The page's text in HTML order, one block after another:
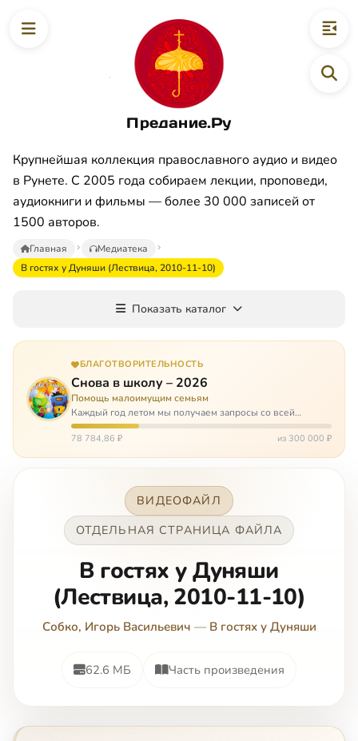
Предание.Ру
Крупнейшая коллекция православного аудио и видео
в Рунете. С 2005 года собираем лекции, проповеди,
аудиокниги и фильмы — более 30 000 записей от
1500 авторов.
Главная
Медиатека
В гостях у Дуняши (Лествица, 2010-11-10)
Показать каталог
БЛАГОТВОРИТЕЛЬНОСТЬ
Снова в школу – 2026
Помощь малоимущим семьям
Каждый год летом мы получаем запросы со всей
России: помогите собраться в школу. Семьи с больными
детьми или родителями, семьи без пап или мам,
78 784,86 ₽ из 300 000 ₽
ВИДЕОФАЙЛ
ОТДЕЛЬНАЯ СТРАНИЦА ФАЙЛА
В гостях у Дуняши
(Лествица, 2010-11-10)
Собко, Игорь Васильевич — В гостях у Дуняши
62.6 МБ Часть произведения